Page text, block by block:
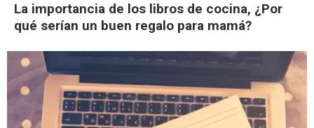
La importancia de los libros de cocina, ¿Por
qué serían un buen regalo para mamá?